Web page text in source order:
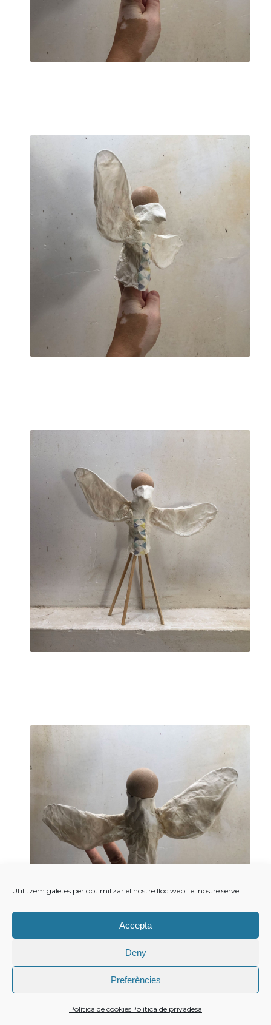
Utilitzem galetes per optimitzar el nostre lloc web i el nostre servei.
Accepta
Deny
Preferències
Política de cookiesPolítica de privadesa
Marina Durany ·Política de privadesa· Copyright © 2021